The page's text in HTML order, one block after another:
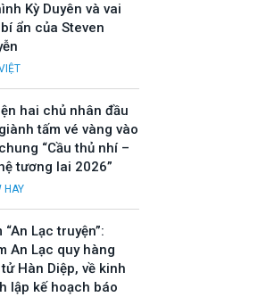
Kỳ Duyên và vai
ẩn của Steven
hai chủ nhân đầu
tấm vé vàng vào
“Cầu thủ nhí –
tương lai 2026”
HAY
“An Lạc truyện”:
An Lạc quy hàng
Hàn Diệp, về kinh
lập kế hoạch báo